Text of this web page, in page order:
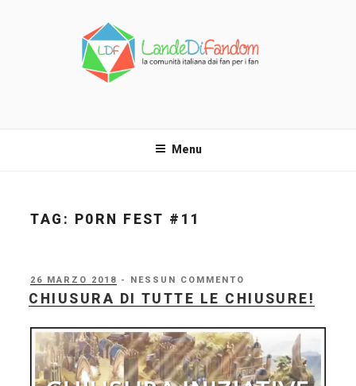
Menu
TAG: P0RN FEST #11
PUBBLICATO
IL
26 MARZO 2018 - NESSUN COMMENTO
CHIUSURA DI TUTTE LE CHIUSURE!